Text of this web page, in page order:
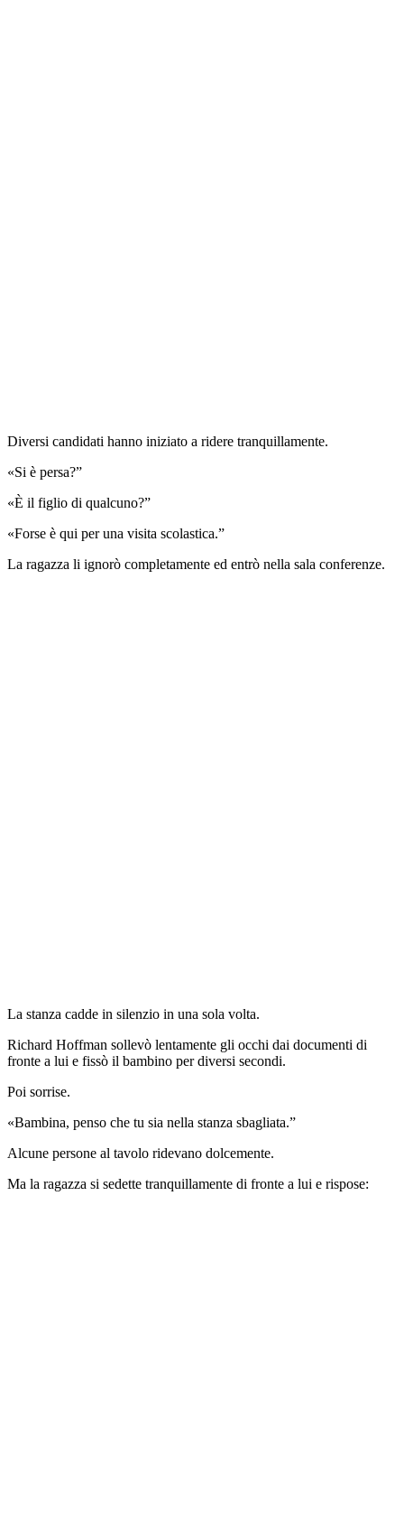
Diversi candidati hanno iniziato a ridere tranquillamente.
«Si è persa?”
«È il figlio di qualcuno?”
«Forse è qui per una visita scolastica.”
La ragazza li ignorò completamente ed entrò nella sala conferenze.
La stanza cadde in silenzio in una sola volta.
Richard Hoffman sollevò lentamente gli occhi dai documenti di
fronte a lui e fissò il bambino per diversi secondi.
Poi sorrise.
«Bambina, penso che tu sia nella stanza sbagliata.”
Alcune persone al tavolo ridevano dolcemente.
Ma la ragazza si sedette tranquillamente di fronte a lui e rispose: